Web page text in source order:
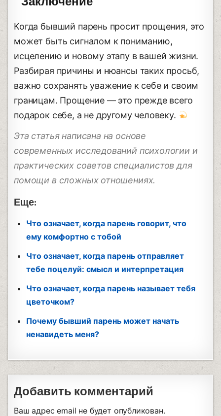
Когда бывший парень просит прощения, это
может быть сигналом к пониманию,
исцелению и новому этапу в вашей жизни.
Разбирая причины и нюансы таких просьб,
важно сохранять уважение к себе и своим
границам. Прощение — это прежде всего
подарок себе, а не другому человеку.
Эта статья написана на основе
современных исследований психологии и
практических советов специалистов для
помощи в сложных отношениях.
Еще:
Что означает, когда парень говорит, что
ему комфортно с тобой
Что означает, когда парень отправляет
тебе поцелуй: смысл и интерпретация
Что означает, когда парень называет тебя
цветочком?
Почему бывший парень может начать
ненавидеть меня?
Добавить комментарий
Ваш адрес email не будет опубликован.